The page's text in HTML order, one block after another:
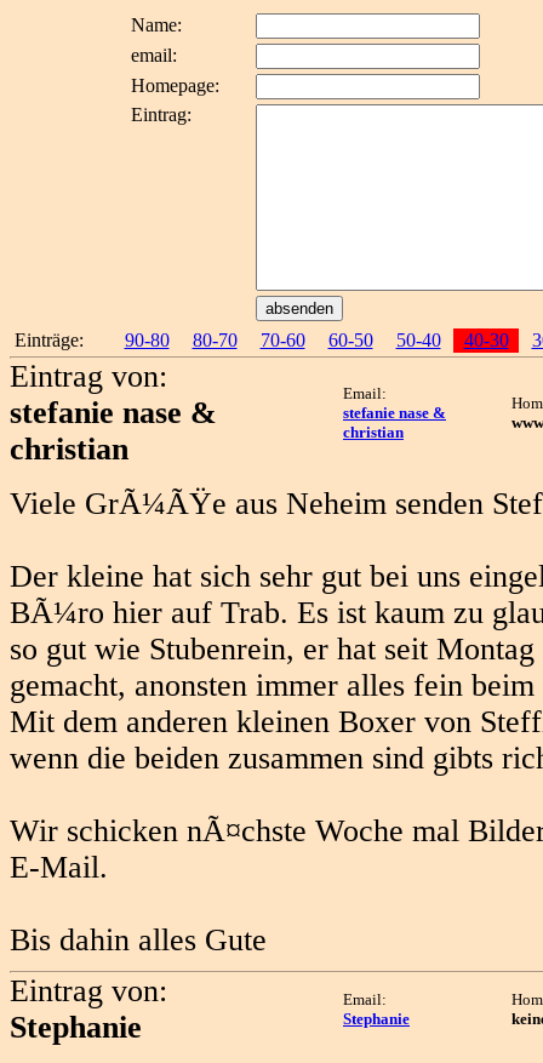
Name:
email:
Homepage:
Eintrag:
Einträge: 90-80 80-70 70-60 60-50 50-40 40-30
Eintrag von:
stefanie nase &
christian
Email:
stefanie nase &
christian
Viele GrÃ¼ÃŸe aus Neheim senden
Der kleine hat sich sehr gut bei uns
BÃ¼ro hier auf Trab. Es ist kaum zu
so gut wie Stubenrein, er hat seit
gemacht, anonsten immer alles fein beim
Mit dem anderen kleinen Boxer von
wenn die beiden zusammen sind gibts
Wir schicken nÃ¤chste Woche mal
E-Mail.
Bis dahin alles Gute
Eintrag von:
Stephanie
Email:
Stephanie